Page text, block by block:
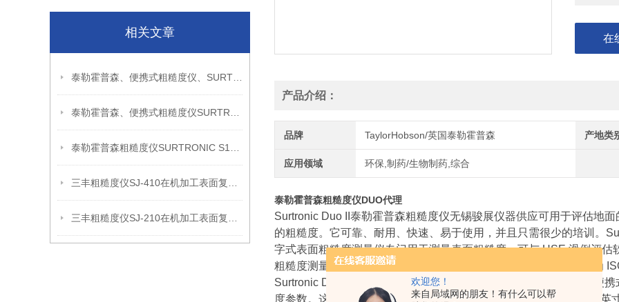
欢迎您！
来自局域网的朋友！有什么可以帮
相关文章 在
产品介绍：
品牌 TaylorHobson/英国泰勒霍普森 产地类
应用领域 环保,制药/生物制药,综合
泰勒霍普森粗糙度仪DUO代理
Surtronic Duo II泰勒霍普森粗糙度仪无锡骏展仪器供应可用于评估地
的粗糙度。它可靠、耐用、快速、易于使用，并且只需很少的培训。
字式表面粗糙度测量仪专门用于测量表面粗糙度，可与 HSE 滑倒评
粗糙度测量仪的分辨率为 0.01 µm（0.4 µin），采用的粗糙度标准为
Surtronic Duo II
泰勒霍普森粗糙度仪无锡骏展仪器供应
是一种高级便
度参数。这些参数（如Ra、Rz、Rp、Rv和Rt）会显示在直观的2.4